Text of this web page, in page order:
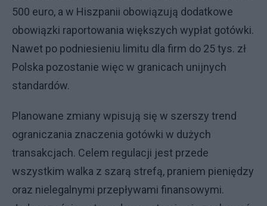
500 euro, a w Hiszpanii obowiązują dodatkowe
obowiązki raportowania większych wypłat gotówki.
Nawet po podniesieniu limitu dla firm do 25 tys. zł
Polska pozostanie więc w granicach unijnych
standardów.
Planowane zmiany wpisują się w szerszy trend
ograniczania znaczenia gotówki w dużych
transakcjach. Celem regulacji jest przede
wszystkim walka z szarą strefą, praniem pieniędzy
oraz nielegalnymi przepływami finansowymi.